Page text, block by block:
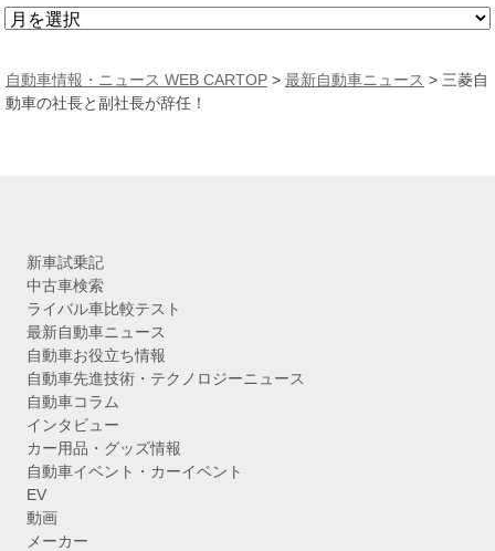
ア
カ
イ
自動車情報・ニュース WEB CARTOP > 最新自動車ニュース > 三菱自
動車の社長と副社長が辞任！
新車試乗記
中古車検索
ライバル車比較テスト
最新自動車ニュース
自動車お役立ち情報
自動車先進技術・テクノロジーニュース
自動車コラム
インタビュー
カー用品・グッズ情報
自動車イベント・カーイベント
EV
動画
メーカー